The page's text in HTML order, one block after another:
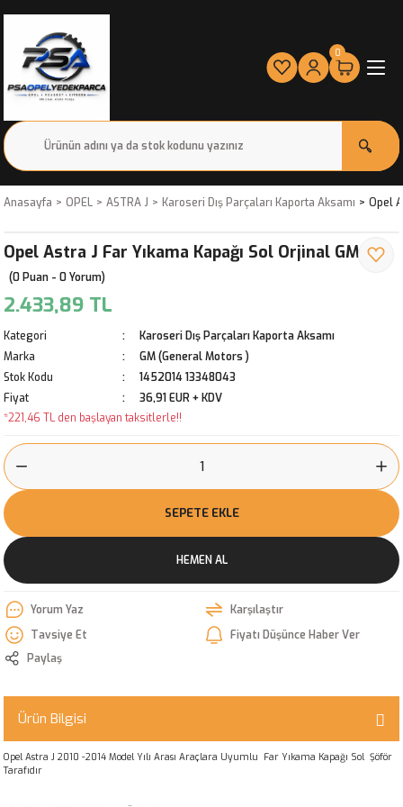
0
Anasayfa OPEL ASTRA J Karoseri Dış Parçaları Kaporta Aksamı Opel
Opel Astra J Far Yıkama Kapağı Sol Orjinal GM
(0 Puan - 0 Yorum)
2.433,89 TL
Kategori
Karoseri Dış Parçaları Kaporta Aksamı
Marka
GM (General Motors )
Stok Kodu
1452014 13348043
Fiyat
36,91 EUR + KDV
*221,46 TL den başlayan taksitlerle!!
SEPETE EKLE
HEMEN AL
Yorum Yaz
Karşılaştır
Tavsiye Et
Fiyatı Düşünce Haber Ver
Paylaş
Ürün Bilgisi
Opel Astra J 2010 -2014 Model Yılı Arası Araçlara Uyumlu Far Yıkama Kapağı Sol Şöför
Tarafıdır